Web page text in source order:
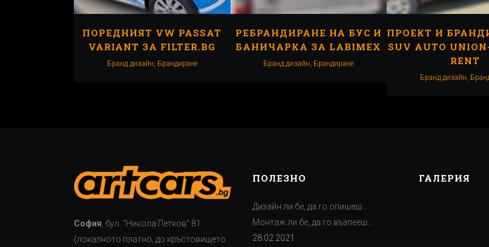
ПОРЕДНИЯТ VW PASSAT
VARIANT ЗА FILTER.BG
Бранд дизайн, Брандиранe
РЕБРАНДИРАНЕ НА БУС И
БАНИЧАРКА ЗА LABIMEX
Бранд дизайн, Брандиранe
ПРОЕКТ И
SUV AUTO
RENT
Бранд дизайн,
София, бул. "Никола Петков" 81
(локалното платно, до кръстовището
ПОЛЕЗНО
Дизайн ли бе, да го опишеш…
Монтаж ли бе, да го възпееш…
28.02.2021
ГАЛЕРИЯ